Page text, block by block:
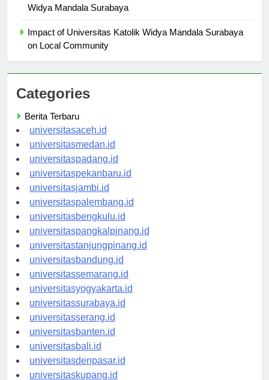
Career Services and Support at Universitas Katolik
Impact of Universitas Katolik Widya Mandala Surabaya
Categories
Berita Terbaru
universitasaceh.id
universitasmedan.id
universitaspadang.id
universitaspekanbaru.id
universitasjambi.id
universitaspalembang.id
universitasbengkulu.id
universitaspangkalpinang.id
universitastanjungpinang.id
universitasbandung.id
universitassemarang.id
universitasyogyakarta.id
universitassurabaya.id
universitasserang.id
universitasbanten.id
universitasbali.id
universitasdenpasar.id